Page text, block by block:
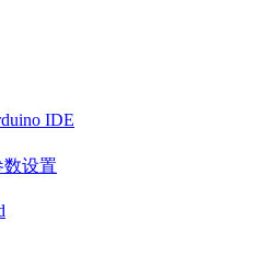
IDE
数设置